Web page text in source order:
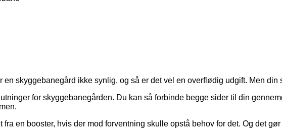
en skyggebanegård ikke synlig, og så er det vel en overflødig udgift. Men
for skyggebanegården. Du kan så forbinde begge sider til din
en booster, hvis der mod forventning skulle opstå behov for det. Og det